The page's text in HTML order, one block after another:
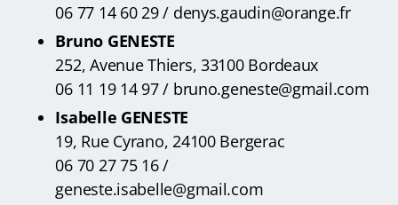
06 77 14 60 29 / denys.gaudin@orange.fr
Bruno GENESTE
252, Avenue Thiers, 33100 Bordeaux
06 11 19 14 97 / bruno.geneste@gmail.com
Isabelle GENESTE
19, Rue Cyrano, 24100 Bergerac
06 70 27 75 16 /
geneste.isabelle@gmail.com